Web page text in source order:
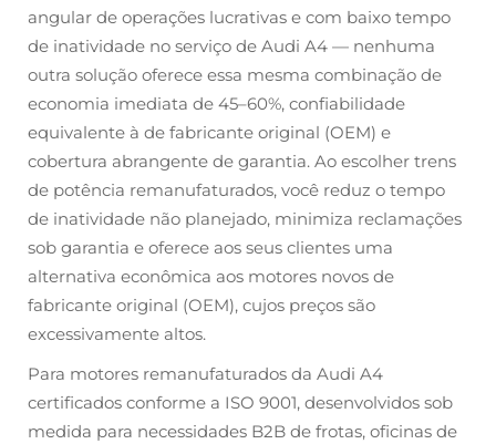
angular de operações lucrativas e com baixo tempo
de inatividade no serviço de Audi A4 — nenhuma
outra solução oferece essa mesma combinação de
economia imediata de 45–60%, confiabilidade
equivalente à de fabricante original (OEM) e
cobertura abrangente de garantia. Ao escolher trens
de potência remanufaturados, você reduz o tempo
de inatividade não planejado, minimiza reclamações
sob garantia e oferece aos seus clientes uma
alternativa econômica aos motores novos de
fabricante original (OEM), cujos preços são
excessivamente altos.
Para motores remanufaturados da Audi A4
certificados conforme a ISO 9001, desenvolvidos sob
medida para necessidades B2B de frotas, oficinas de